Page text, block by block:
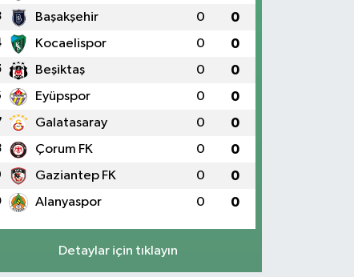
Başakşehir 0 0
Kocaelispor 0 0
Beşiktaş 0 0
Eyüpspor 0 0
Galatasaray 0 0
Çorum FK 0 0
Gaziantep FK 0 0
Alanyaspor 0 0
Detaylar için tıklayın